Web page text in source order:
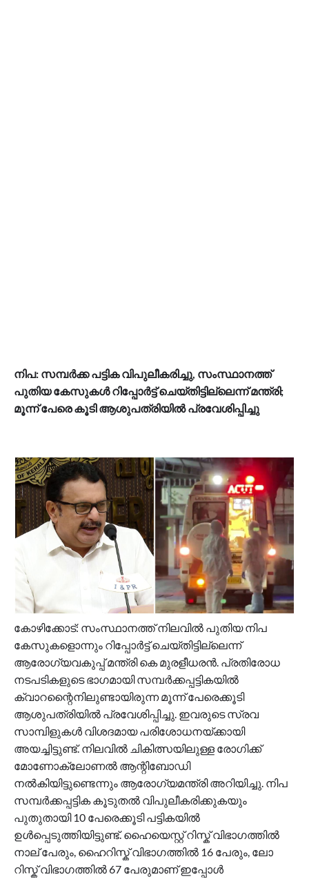
നിപ: സമ്പർക്ക പട്ടിക വിപുലീകരിച്ചു, സംസ്ഥാനത്ത്
പുതിയ കേസുകൾ റിപ്പോർട്ട് ചെയ്തിട്ടില്ലെന്ന് മന്ത്രി;
മൂന്ന് പേരെ കൂടി ആശുപത്രിയിൽ പ്രവേശിപ്പിച്ചു
കോഴിക്കോട്: സംസ്ഥാനത്ത് നിലവിൽ പുതിയ നിപ
കേസുകളൊന്നും റിപ്പോർട്ട് ചെയ്തിട്ടില്ലെന്ന്
ആരോഗ്യവകുപ്പ് മന്ത്രി കെ മുരളീധരന്‍. പ്രതിരോധ
നടപടികളുടെ ഭാഗമായി സമ്പർക്കപ്പട്ടികയിൽ
ക്വാറന്റൈനിലുണ്ടായിരുന്ന മൂന്ന് പേരെക്കൂടി
ആശുപത്രിയിൽ പ്രവേശിപ്പിച്ചു. ഇവരുടെ സ്രവ
സാമ്പിളുകൾ വിശദമായ പരിശോധനയ്ക്കായി
അയച്ചിട്ടുണ്ട്. നിലവിൽ ചികിത്സയിലുള്ള രോഗിക്ക്
മോണോക്ലോണൽ ആന്റിബോഡി
നൽകിയിട്ടുണ്ടെന്നും ആരോഗ്യമന്ത്രി അറിയിച്ചു. നിപ
സമ്പർക്കപ്പട്ടിക കൂടുതൽ വിപുലീകരിക്കുകയും
പുതുതായി 10 പേരെക്കൂടി പട്ടികയിൽ
ഉൾപ്പെടുത്തിയിട്ടുണ്ട്. ഹൈയെസ്റ്റ് റിസ്ക് വിഭാഗത്തിൽ
നാല് പേരും, ഹൈറിസ്ക് വിഭാഗത്തിൽ 16 പേരും, ലോ
റിസ്ക് വിഭാഗത്തിൽ 67 പേരുമാണ് ഇപ്പോൾ